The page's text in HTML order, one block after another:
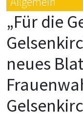
„Für die
neues